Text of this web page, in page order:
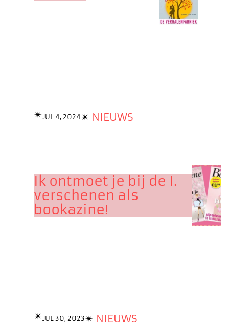
✴︎JUL 4, 2024✴︎ NIEUWS
Ik ontmoet je bij de I.
verschenen als
bookazine!
✴︎JUL 30, 2023✴︎ NIEUWS